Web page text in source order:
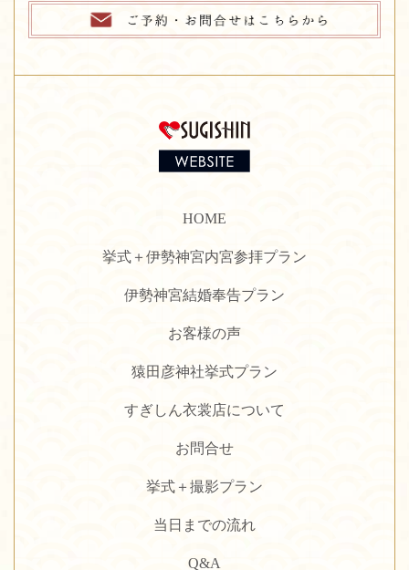
HOME
挙式＋伊勢神宮内宮参拝プラン
伊勢神宮結婚奉告プラン
お客様の声
猿田彦神社挙式プラン
すぎしん衣裳店について
お問合せ
挙式＋撮影プラン
当日までの流れ
Q&A